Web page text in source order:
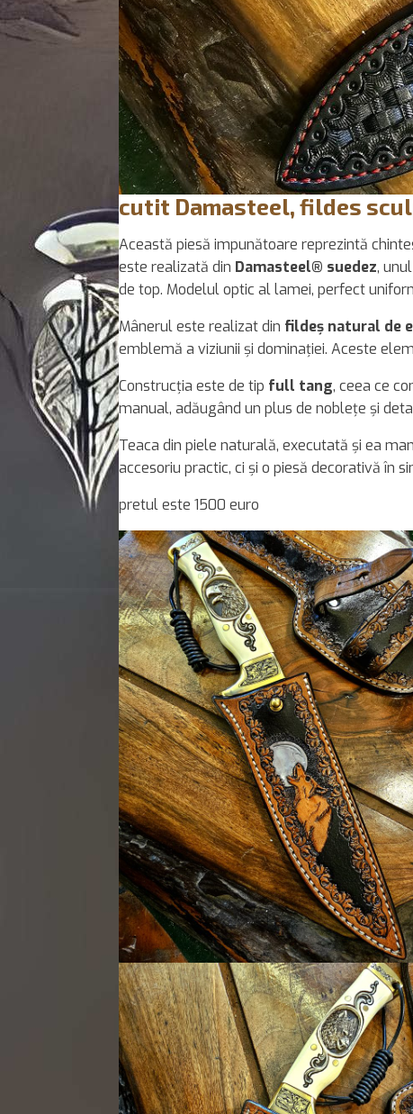
cutit Damasteel, fildes
Această piesă impunătoare reprezintă
este realizată din Damasteel® suedez,
de top. Modelul optic al lamei, perfect
Mânerul este realizat din fildeș natural de
emblemă a viziunii și dominației. Aceste
Construcția este de tip full tang, ceea ce
manual, adăugând un plus de noblețe și
Teaca din piele naturală, executată și ea
accesoriu practic, ci și o piesă decorativă în
pretul este 1500 euro